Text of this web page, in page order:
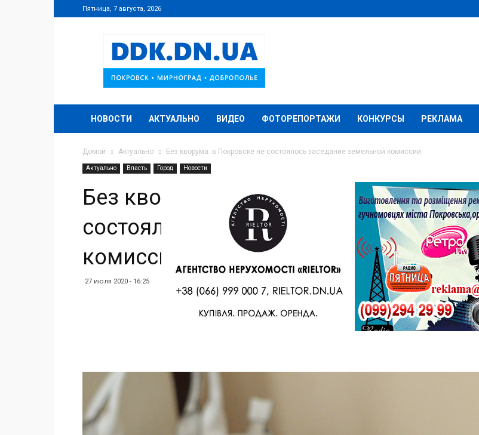
Пятница, 7 августа, 2026
DDK.DN.UA
НОВОСТИ АКТУАЛЬНО ВИДЕО ФОТОРЕПОРТАЖИ КОНКУРСЫ РЕКЛАМА
Домой Актуально Без кворума: в Покровске не состоялось заседание земельной комиссии
Актуально Власть Город Новости
Без кворума: в Покровске не
состоялось заседание земельной
комиссии
27 июля 2020 - 16:25